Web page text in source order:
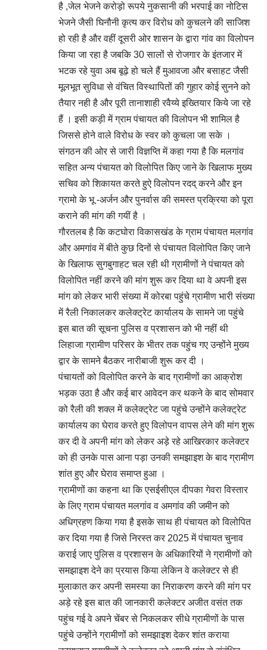
है ,जेल भेजने करोड़ो रूपये नुकसानी की भरपाई का नोटिस
भेजने जैसी घिनौनी कृत्य कर विरोध को कुचलने की साजिश
हो रही है और वहीं दूसरी ओर शासन के द्वारा गांव का विलोपन
किया जा रहा है जबकि 30 सालों से रोजगार के इंतजार में
भटक रहे युवा अब बूढ़े हो चले हैं मुआवजा और बसाहट जैसी
मूलभूत सुविधा से वंचित विस्थापितों की गुहार कोई सुनने को
तैयार नही है और पूरी तानाशाही रवैय्ये इख्तियार किये जा रहे
हैं । इसी कड़ी में ग्राम पंचायत की विलोपन भी शामिल है
जिससे होने वाले विरोध के स्वर को कुचला जा सके ।
संगठन की ओर से जारी विज्ञप्ति में कहा गया है कि मलगांव
सहित अन्य पंचायत को विलोपित किए जाने के खिलाफ मुख्य
सचिव को शिकायत करते हुऐ विलोपन रदद् करने और इन
ग्रामो के भू -अर्जन और पुनर्वास की समस्त प्रक्रिया को पूरा
कराने की मांग की गयीं है ।
गौरतलब है कि कटघोरा विकासखंड के ग्राम पंचायत मलगांव
और अमगांव में बीते कुछ दिनों से पंचायत विलोपित किए जाने
के खिलाफ सुगबुगाहट चल रही थी ग्रामीणों ने पंचायत को
विलोपित नहीं करने की मांग शुरू कर दिया था वे अपनी इस
मांग को लेकर भारी संख्या में कोरबा पहुंचे ग्रामीण भारी संख्या
में रैली निकालकर कलेक्ट्रेट कार्यालय के सामने जा पहुंचे
इस बात की सूचना पुलिस व प्रशासन को भी नहीं थी
लिहाजा ग्रामीण परिसर के भीतर तक पहुंच गए उन्होंने मुख्य
द्वार के सामने बैठकर नारीबाजी शुरू कर दी ।
पंचायतों को विलोपित करने के बाद ग्रामीणों का आक्रोश
भड़क उठा है और कई बार आवेदन कर थकने के बाद सोमवार
को रैली की शक्ल में कलेक्ट्रेट जा पहुंचे उन्होंने कलेक्ट्रेट
कार्यालय का घेराव करते हुए विलोपन वापस लेने की मांग शुरू
कर दी वे अपनी मांग को लेकर अड़े रहे आखिरकार कलेक्टर
को ही उनके पास आना पड़ा उनकी समझाइश के बाद ग्रामीण
शांत हुए और घेराव समाप्त हुआ ।
ग्रामीणों का कहना था कि एसईसीएल दीपका गेवरा विस्तार
के लिए ग्राम पंचायत मलगांव व अमगांव की जमीन को
अधिग्रहण किया गया है इसके साथ ही पंचायत को विलोपित
कर दिया गया है जिसे निरस्त कर 2025 में पंचायत चुनाव
कराई जाए पुलिस व प्रशासन के अधिकारियों ने ग्रामीणों को
समझाइश देने का प्रयास किया लेकिन वे कलेक्टर से ही
मुलाकात कर अपनी समस्या का निराकरण करने की मांग पर
अड़े रहे इस बात की जानकारी कलेक्टर अजीत वसंत तक
पहुंच गई वे अपने चेंबर से निकलकर सीधे ग्रामीणों के पास
पहुंचे उन्होंने ग्रामीणों को समझाइश देकर शांत कराया